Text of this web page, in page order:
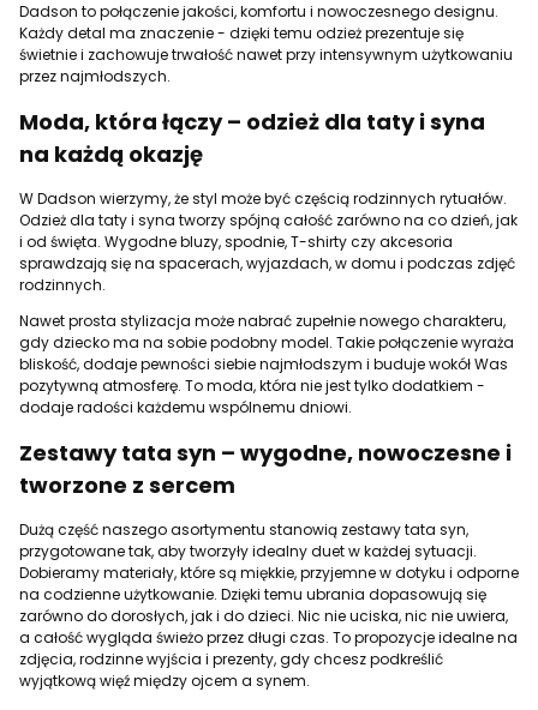
Dadson to połączenie jakości, komfortu i nowoczesnego designu.
Każdy detal ma znaczenie - dzięki temu odzież prezentuje się
świetnie i zachowuje trwałość nawet przy intensywnym użytkowaniu
przez najmłodszych.
Moda, która łączy – odzież dla taty i syna
na każdą okazję
W Dadson wierzymy, że styl może być częścią rodzinnych rytuałów.
Odzież dla taty i syna tworzy spójną całość zarówno na co dzień, jak
i od święta. Wygodne bluzy, spodnie, T-shirty czy akcesoria
sprawdzają się na spacerach, wyjazdach, w domu i podczas zdjęć
rodzinnych.
Nawet prosta stylizacja może nabrać zupełnie nowego charakteru,
gdy dziecko ma na sobie podobny model. Takie połączenie wyraża
bliskość, dodaje pewności siebie najmłodszym i buduje wokół Was
pozytywną atmosferę. To moda, która nie jest tylko dodatkiem -
dodaje radości każdemu wspólnemu dniowi.
Zestawy tata syn – wygodne, nowoczesne i
tworzone z sercem
Dużą część naszego asortymentu stanowią zestawy tata syn,
przygotowane tak, aby tworzyły idealny duet w każdej sytuacji.
Dobieramy materiały, które są miękkie, przyjemne w dotyku i odporne
na codzienne użytkowanie. Dzięki temu ubrania dopasowują się
zarówno do dorosłych, jak i do dzieci. Nic nie uciska, nic nie uwiera,
a całość wygląda świeżo przez długi czas. To propozycje idealne na
zdjęcia, rodzinne wyjścia i prezenty, gdy chcesz podkreślić
wyjątkową więź między ojcem a synem.